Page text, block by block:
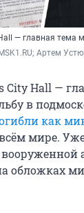
— главная тема
Артем
City Hall —
в
как
мире.
обложках